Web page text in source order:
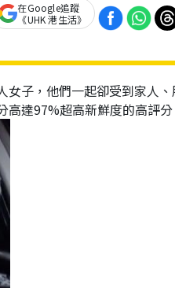
在Google追蹤
《UHK 港生活》
女子，他們一起卻受到家人
高達97%超高新鮮度的高評